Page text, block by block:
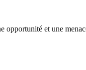
opportunité et une